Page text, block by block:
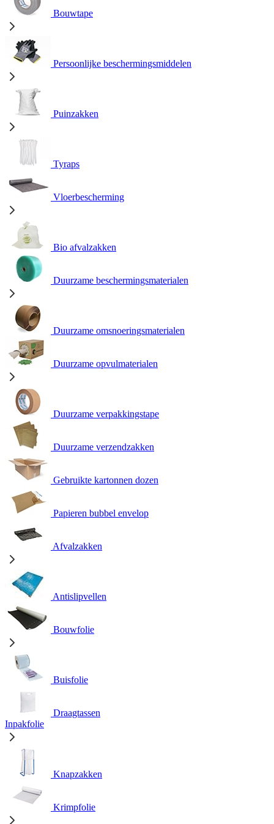
Bouwtape
Persoonlijke beschermingsmiddelen
Puinzakken
Tyraps
Vloerbescherming
Bio afvalzakken
Duurzame beschermingsmaterialen
Duurzame omsnoeringsmaterialen
Duurzame opvulmaterialen
Duurzame verpakkingstape
Duurzame verzendzakken
Gebruikte kartonnen dozen
Papieren bubbel envelop
Afvalzakken
Antislipvellen
Bouwfolie
Buisfolie
Draagtassen
Inpakfolie
Knapzakken
Krimpfolie